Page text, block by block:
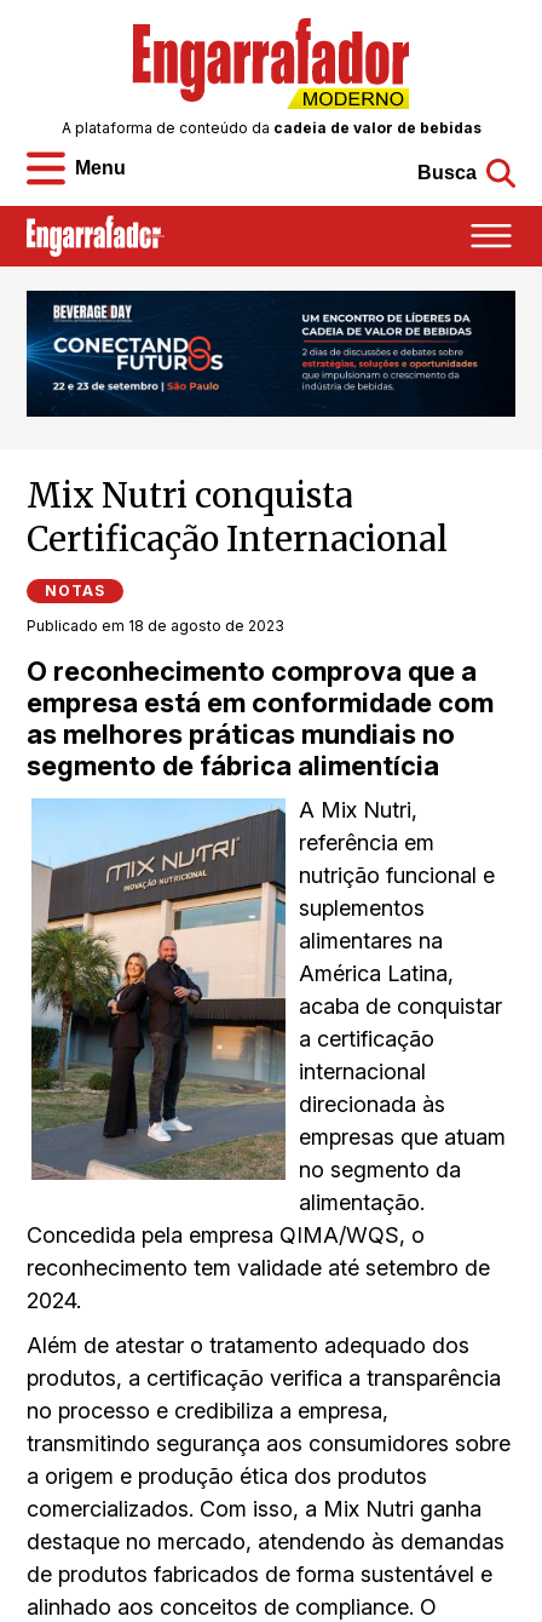
Menu
A plataforma de conteúdo da cadeia de valor de bebidas
Busca
Mix Nutri conquista
Certificação Internacional
NOTAS
Publicado em 18 de agosto de 2023
O reconhecimento comprova que a
empresa está em conformidade com
as melhores práticas mundiais no
segmento de fábrica alimentícia
A Mix Nutri,
referência em
nutrição funcional e
suplementos
alimentares na
América Latina,
acaba de conquistar
a certificação
internacional
direcionada às
empresas que atuam
no segmento da
alimentação.
Concedida pela empresa QIMA/WQS, o
reconhecimento tem validade até setembro de
2024.
Além de atestar o tratamento adequado dos
produtos, a certificação verifica a transparência
no processo e credibiliza a empresa,
transmitindo segurança aos consumidores sobre
a origem e produção ética dos produtos
comercializados. Com isso, a Mix Nutri ganha
destaque no mercado, atendendo às demandas
de produtos fabricados de forma sustentável e
alinhado aos conceitos de compliance. O